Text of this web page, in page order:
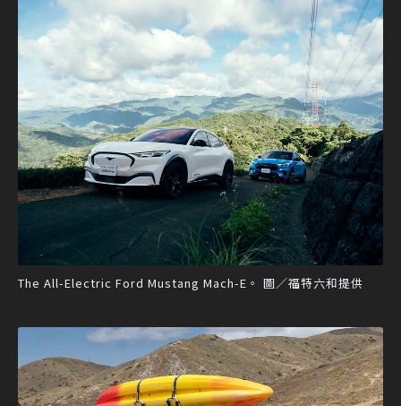
The All-Electric Ford Mustang Mach-E。 圖／福特六和提供